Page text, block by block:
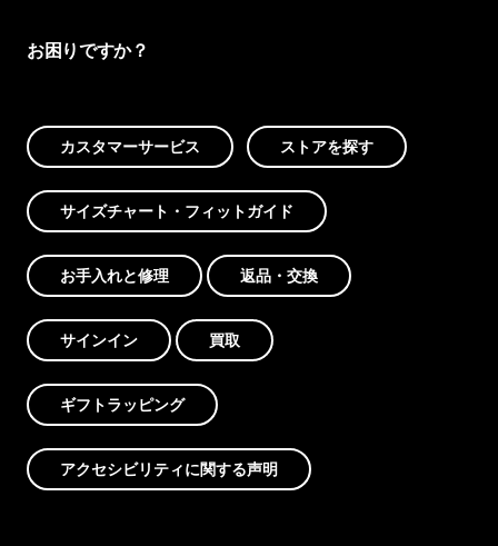
お困りですか？
カスタマーサービス ストアを探す
サイズチャート・フィットガイド
お手入れと修理 返品・交換
サインイン 買取
ギフトラッピング
アクセシビリティに関する声明